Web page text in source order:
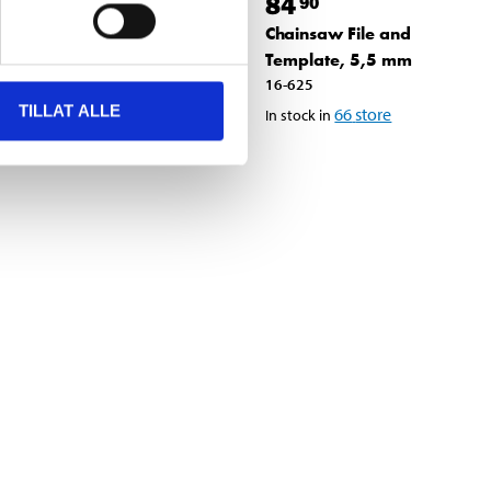
TILLAT ALLE
Cant Hook Pry Bar
In stock in65store
Chainsaw File and
Template, 5,5 mm
16-625
In stock in 66store